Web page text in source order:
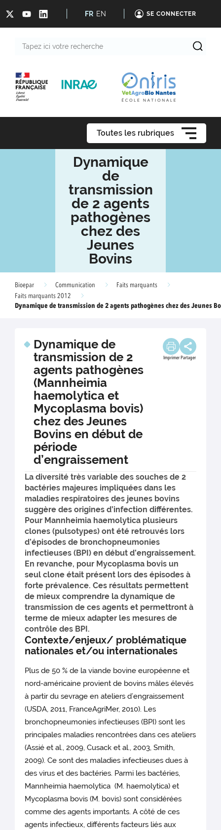
FR EN SE CONNECTER
Toutes les rubriques
Dynamique
de
transmission
de 2 agents
pathogènes
chez des
Jeunes
Bovins
Bioepar Communication
Faits marquants
Faits marquants 2012
Dynamique de transmission de 2 agents pathogènes chez des Jeunes
Dynamique de
transmission de 2
agents pathogènes
(Mannheimia
haemolytica et
Mycoplasma bovis)
chez des Jeunes
Bovins en début de
période
d’engraissement
Imprimer Partager
La diversité très variable des souches de 2
bactéries majeures impliquées dans les
maladies respiratoires des jeunes bovins
suggère des origines d’infection différentes.
Pour Mannheimia haemolytica plusieurs
clones (pulsotypes) ont été retrouvés lors
d’épisodes de bronchopneumonies
infectieuses (BPI) en début d’engraissement.
En revanche, pour Mycoplasma bovis un
seul clone était présent lors des épisodes à
forte prévalence. Ces résultats permettent
de mieux comprendre la dynamique de
transmission de ces agents et permettront à
terme de mieux adapter les mesures de
contrôle des BPI.
Contexte/enjeux/ problématique
nationales et/ou internationales
Plus de 50 % de la viande bovine européenne et
nord-américaine provient de bovins mâles élevés
à partir du sevrage en ateliers d’engraissement
(USDA, 2011, FranceAgriMer, 2010). Les
bronchopneumonies infectieuses (BPI) sont les
principales maladies rencontrées dans ces ateliers
(Assié et al., 2009, Cusack et al., 2003, Smith,
2009). Ce sont des maladies infectieuses dues à
des virus et des bactéries. Parmi les bactéries,
Mannheimia haemolytica (M. haemolytica) et
Mycoplasma bovis (M. bovis) sont considérées
comme des agents importants. A côté de ces
agents infectieux, différents facteurs liés aux